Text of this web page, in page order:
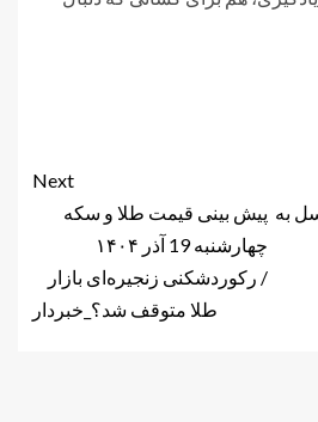
به
Next
پیش ‌بینی قیمت طلا و سکه
چهارشنبه 19 آذر ۱۴۰۴
/ رکوردشکنی زنجیره‌ای بازار
طلا متوقف شد؟_خبردار